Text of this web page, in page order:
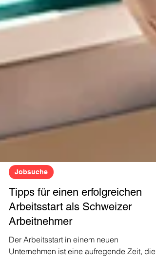
Jobsuche
Tipps für einen erfolgreichen
Arbeitsstart als Schweizer
Arbeitnehmer